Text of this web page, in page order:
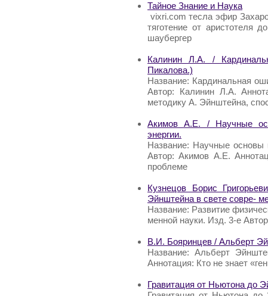
Тайное Знание и Наука
vixri.com тесла эфир
тяготение от аристотеля
шаубергер
Калинин Л.А. /
Пикалова.)
Название: Кардинальная
Автор: Калинин Л.А.
методику А. Эйнштейна,
Акимов А.Е. / Научные
энергии.
Название: Научные основы
Автор: Акимов А.Е.
проблеме
Кузнецов Борис
Эйнштейна в свете совре-
Название: Развитие
менной науки. Изд. 3-е
В.И. Бояринцев / Альберт
Название: Альберт
Аннотация: Кто не знает
Гравитация от Ньютона до